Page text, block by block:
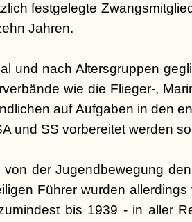
festgelegte
Jahren.
und nach Altersgruppen
wie die Flieger-,
auf Aufgaben in den
und SS vorbereitet werden
der Jugendbewegung
Führer wurden
bis 1939 - in aller